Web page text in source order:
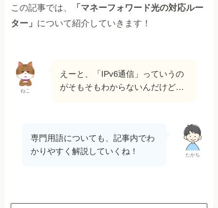
この記事では、
「マネーフォワード光の対応ルー
ター」 について紹介していきます！
ねこ
えーと、「IPv6通信」っていうの
がそもそもわからないんだけど…
たかち
専門用語についても、記事内でわ
かりやすく解説していくね！